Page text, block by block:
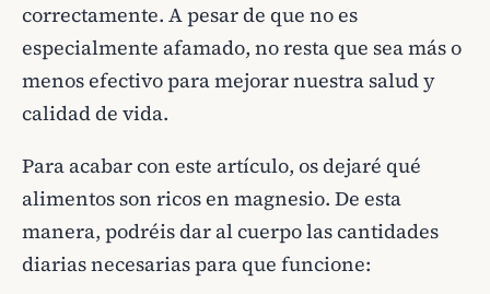
correctamente. A pesar de que no es
especialmente afamado, no resta que sea más o
menos efectivo para mejorar nuestra salud y
calidad de vida.
Para acabar con este artículo, os dejaré qué
alimentos son ricos en magnesio. De esta
manera, podréis dar al cuerpo las cantidades
diarias necesarias para que funcione: